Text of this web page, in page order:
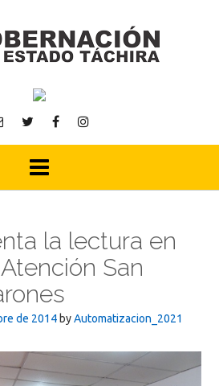
la lectura en
San
de 2014 byAutomatizacion_2021